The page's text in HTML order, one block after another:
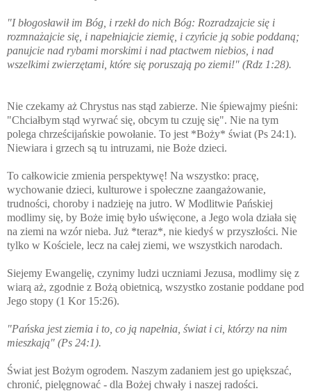
"I błogosławił im Bóg, i rzekł do nich Bóg: Rozradzajcie się i
rozmnażajcie się, i napełniajcie ziemię, i czyńcie ją sobie poddaną;
panujcie nad rybami morskimi i nad ptactwem niebios, i nad
wszelkimi zwierzętami, które się poruszają po ziemi!" (Rdz 1:28).
Nie czekamy aż Chrystus nas stąd zabierze. Nie śpiewajmy pieśni:
"Chciałbym stąd wyrwać się, obcym tu czuję się". Nie na tym
polega chrześcijańskie powołanie. To jest *Boży* świat (Ps 24:1).
Niewiara i grzech są tu intruzami, nie Boże dzieci.
To całkowicie zmienia perspektywę! Na wszystko: pracę,
wychowanie dzieci, kulturowe i społeczne zaangażowanie,
trudności, choroby i nadzieję na jutro. W Modlitwie Pańskiej
modlimy się, by Boże imię było uświęcone, a Jego wola działa się
na ziemi na wzór nieba. Już *teraz*, nie kiedyś w przyszłości. Nie
tylko w Kościele, lecz na całej ziemi, we wszystkich narodach.
Siejemy Ewangelię, czynimy ludzi uczniami Jezusa, modlimy się z
wiarą aż, zgodnie z Bożą obietnicą, wszystko zostanie poddane pod
Jego stopy (1 Kor 15:26).
"Pańska jest ziemia i to, co ją napełnia, świat i ci, którzy na nim
mieszkają" (Ps 24:1).
Świat jest Bożym ogrodem. Naszym zadaniem jest go upiększać,
chronić, pielęgnować - dla Bożej chwały i naszej radości.